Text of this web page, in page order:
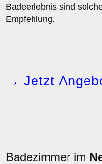
Badeerlebnis sind
Empfehlung.
→ Jetzt
Badezimmer im